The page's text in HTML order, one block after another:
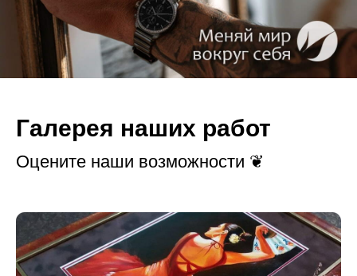
Галерея наших работ
Оцените наши возможности ❦